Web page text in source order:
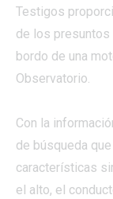
Testigos
de los presuntos
bordo de una
Observatorio.
Con la
de búsqueda
características
el alto, el